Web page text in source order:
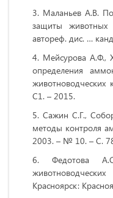
Маланьев А.В.
защиты животных
автореф. дис. …
Мейсурова А.Ф.,
определения
C1. – 2015.
Сажин С.Г.,
методы контроля
2003. – № 10. – С.
Федотова
Красноярск: